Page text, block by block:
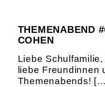
THEMENABEND
COHEN
Liebe
liebe Freundinnen
Themenabends!